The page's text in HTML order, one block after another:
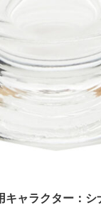
キャラクター：シ